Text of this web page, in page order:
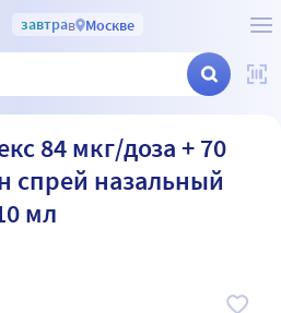
завтрав Москве
84 мкг/доза + 70
спрей назальный
мл